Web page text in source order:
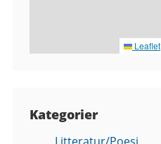
Leaflet
Kategorier